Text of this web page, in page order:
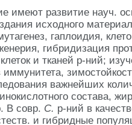
имеют развитие науч.
исходного
гаплоидия,
гибридизация
и тканей р-ний;
важнейших
состава,
В совр. С. р-ний в
и гибридные